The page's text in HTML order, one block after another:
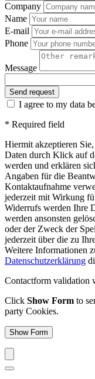
Company
Name
E-mail
Phone
Message
I agree to my data
* Required field
Hiermit akzeptieren
Daten durch Klick auf
werden und erklären
Angaben für die
Kontaktaufnahme
jederzeit mit Wirkung
Widerrufs werden Ihre
werden ansonsten
oder der Zweck der
jederzeit über die zu
Weitere Informationen
Datenschutzerklärung
Contactform validation
Click Show Form to
party Cookies.
Show Form